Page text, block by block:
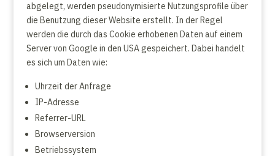
abgelegt, werden pseudonymisierte Nutzungsprofile über
die Benutzung dieser Website erstellt. In der Regel
werden die durch das Cookie erhobenen Daten auf einem
Server von Google in den USA gespeichert. Dabei handelt
es sich um Daten wie:
Uhrzeit der Anfrage
IP-Adresse
Referrer-URL
Browserversion
Betriebssystem